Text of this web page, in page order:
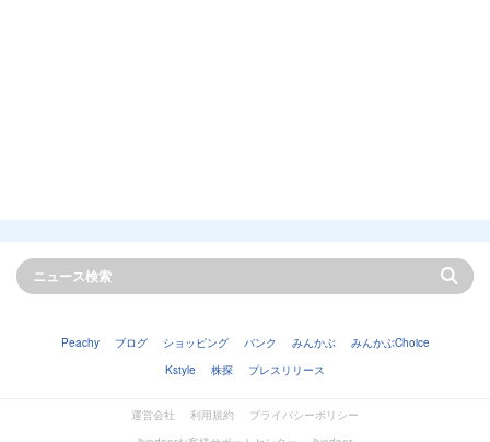
Peachy ブログ ショッピング バンク みんかぶ
みんかぶChoice
Kstyle
株探 プレスリリース
運営会社 利用規約
プライバシーポリシー